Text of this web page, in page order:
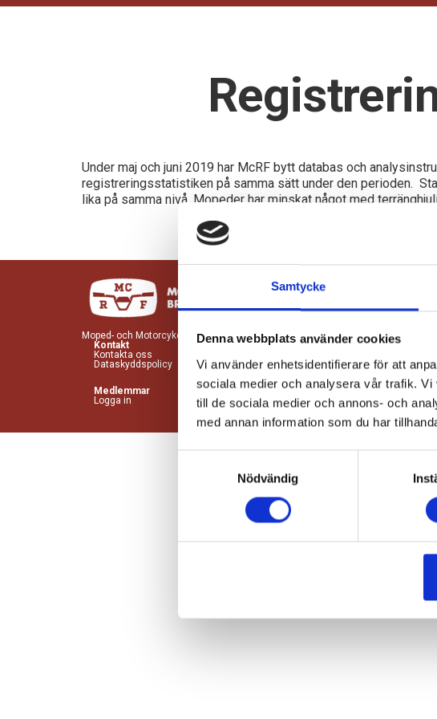
Samtycke
Denna webbplats använder cookies
Vi använder enhetsidentifierare för att
sociala medier och analysera vår trafik.
till de sociala medier och annons- och
med annan information som du har
Nödvändig
Under maj och juni 2019 har McRF bytt databas och
registreringsstatistiken på samma sätt under den perioden.
lika på samma nivå. Mopeder har minskat något med
Moped- och Motorcykelbranschen (McRF) är ett branschförbund för leverantörer
Kontakt
Kontakta oss
Dataskyddspolicy
Medlemmar
Logga in